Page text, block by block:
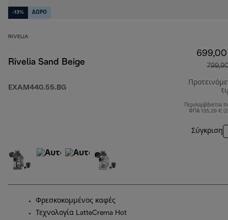
-13% ΔΩΡΟ
RIVELIA
Rivelia Sand Beige
EXAM440.55.BG
Περιλαμβάνεται
ΦΠΑ 135,29 €
Σύγκριση
Φρεσκοκομμένος καφές
Τεχνολογία LatteCrema Hot